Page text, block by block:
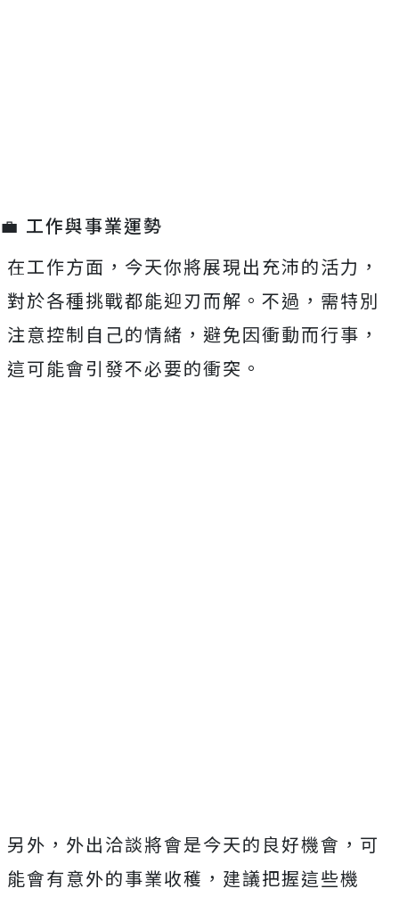
💼 工作與事業運勢
在工作方面，今天你將展現出充沛的活力，
對於各種挑戰都能迎刃而解。不過，需特別
注意控制自己的情緒，避免因衝動而行事，
這可能會引發不必要的衝突。
另外，外出洽談將會是今天的良好機會，可
能會有意外的事業收穫，建議把握這些機